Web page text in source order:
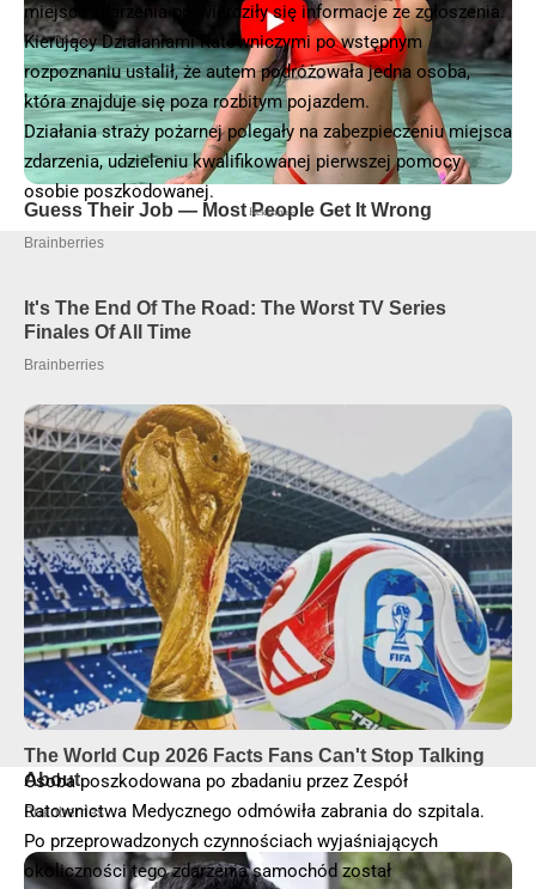
miejsce zdarzenia potwierdziły się informacje ze zgłoszenia.
Kierujący Działaniami Ratowniczymi po wstępnym
rozpoznaniu ustalił, że autem podróżowała jedna osoba,
która znajduje się poza rozbitym pojazdem.
Działania straży pożarnej polegały na zabezpieczeniu miejsca
zdarzenia, udzieleniu kwalifikowanej pierwszej pomocy
osobie poszkodowanej.
- Reklama -
Osoba poszkodowana po zbadaniu przez Zespół
Ratownictwa Medycznego odmówiła zabrania do szpitala.
Po przeprowadzonych czynnościach wyjaśniających
okoliczności tego zdarzenia samochód został